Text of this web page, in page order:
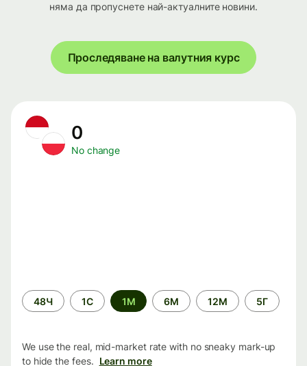
няма да пропуснете най-актуалните новини.
Проследяване на валутния курс
0
No change
Time
period
48Ч 1С 1М 6М 12М 5Г
We use the real, mid-market rate with no sneaky mark-up
to hide the fees. Learn more